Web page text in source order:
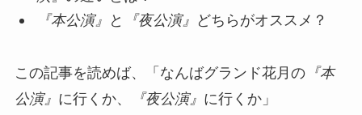
『本公演』 と 『夜公演』 どちらがオススメ？
この記事を読めば、「なんばグランド花月の『本
公演』 に行くか、 『夜公演』 に行くか」